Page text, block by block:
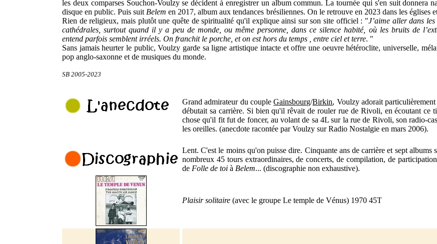
les deux comparses Souchon-Voulzy se décident à enregistrer un album commun. La tournée qui s'en suit donnera
disque en public. Puis suit Belem en 2017, album aux tendances brésiliennes. On le retrouve en 2023 dans les églises
Rien de religieux, mais plutôt une quête de spiritualité qu'il explique ainsi sur son site officiel : "J’aime aller dans les
cathédrales, surtout quand il y a peu de monde, ou même personne, dans ce silence habité, où les bruits de
entend parfois semblent irréels. On franchit le porche, et on est hors du temps , entre ciel et terre. "
Sans jamais heurter le public, Voulzy garde sa ligne artistique intacte et offre une oeuvre hétéroclite, universelle,
pop anglo-saxonne et de musiques du monde.
SB 2005-2023
Grand admirateur du coupleGainsbourg/Birkin, Voulzy adorait
débutait sa carrière. Si bien qu'il rêvait de rouler rue de Rivoli, en écoutant
chose qu'il fit fut de foncer, au volant de sa 4L sur la rue de Rivoli, son radio-
les oreilles. (anecdote racontée par Voulzy sur Radio Nostalgie en mars 2006).
Lent. C'est le moins qu'on puisse dire. Cinquante ans de carrière et sept
nombreux 45 tours extraordinaires, de concerts, de compilation, de
de Folle de toi à Belem... (discographie non exhaustive).
Plaisir solitaire (avec le groupe Le temple de Vénus) 1970 45T